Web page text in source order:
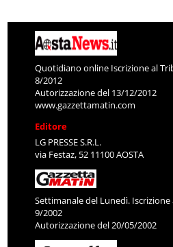
Quotidiano online Iscrizione al
8/2012
Autorizzazione del 13/12/2012
www.gazzettamatin.com
Editore
LG PRESSE S.R.L.
via Festaz, 52 11100 AOSTA
Settimanale del Lunedì.
9/2002
Autorizzazione del 20/05/2002